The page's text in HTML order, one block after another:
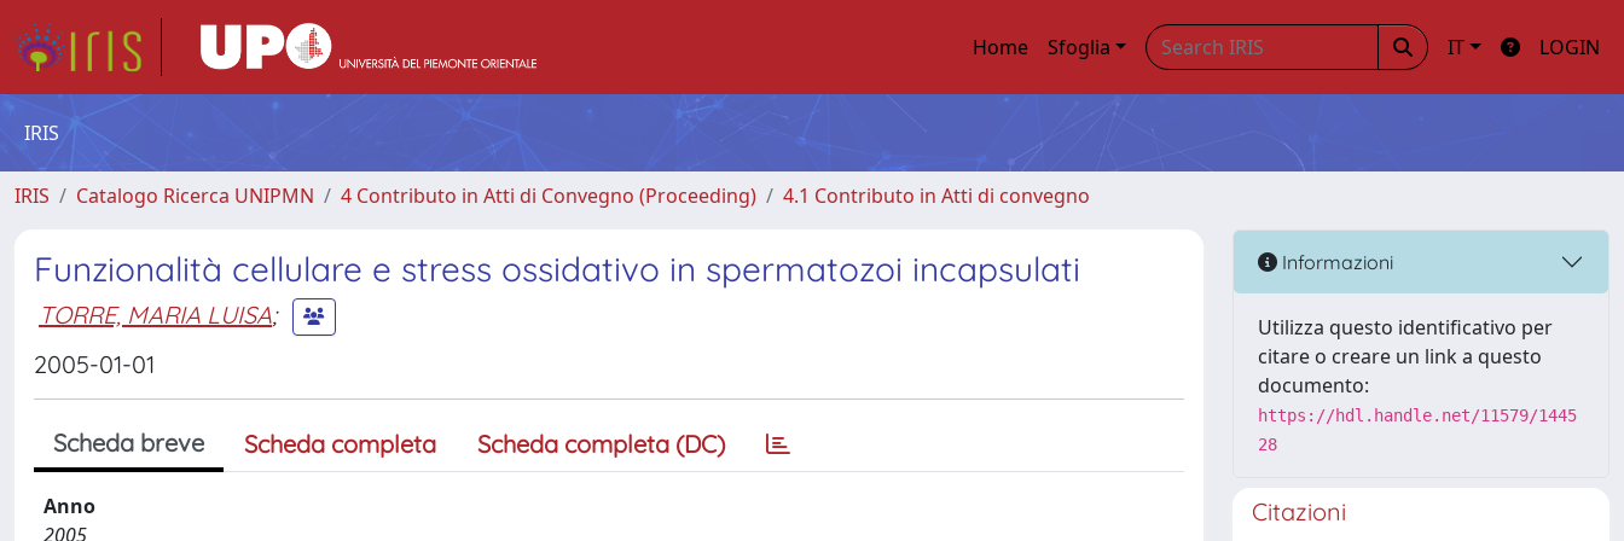
Home Sfoglia IT LOGIN
IRIS
IRIS Catalogo Ricerca UNIPMN 4 Contributo in Atti di Convegno (Proceeding) 4.1 Contributo in Atti di convegno
Funzionalità cellulare e stress ossidativo in spermatozoi incapsulati
TORRE, MARIA LUISA;
2005-01-01
Scheda breve Scheda completa Scheda completa (DC)
Anno
2005
Informazioni
Utilizza questo identificativo per
citare o creare un link a questo
documento:
https://hdl.handle.net/11579/1445
28
Citazioni